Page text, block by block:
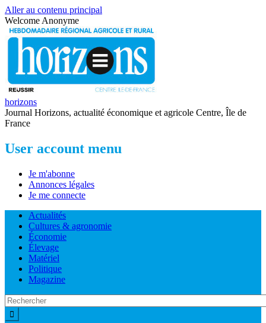
Aller au contenu principal
Welcome Anonyme
horizons
Journal Horizons, actualité économique et agricole Centre, Île de
France
User account menu
Je m'abonne
Annonces légales
Je me connecte
Actualités
Cultures & agronomie
Économie
Élevage
Matériel
Politique
Magazine